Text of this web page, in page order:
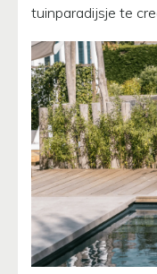
tuinparadijsje te